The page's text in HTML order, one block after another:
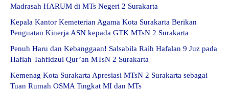
Madrasah HARUM di MTs Negeri 2 Surakarta
Kepala Kantor Kemeterian Agama Kota Surakarta Berikan
Penguatan Kinerja ASN kepada GTK MTsN 2 Surakarta
Penuh Haru dan Kebanggaan! Salsabila Raih Hafalan 9 Juz pada
Haflah Tahfidzul Qur’an MTsN 2 Surakarta
Kemenag Kota Surakarta Apresiasi MTsN 2 Surakarta sebagai
Tuan Rumah OSMA Tingkat MI dan MTs